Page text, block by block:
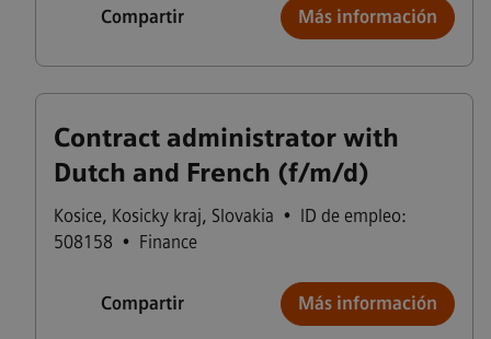
Compartir Más información
Contract administrator with
Dutch and French (f/m/d)
Kosice, Kosicky kraj, Slovakia • ID de empleo:
508158 • Finance
Compartir Más información